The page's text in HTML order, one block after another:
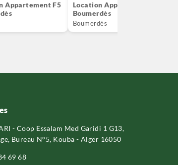
Appartement F5
Location Appartement F3
Boumerdès
Boumerdès
- Coop Essalam Med Garidi 1 G13,
Bureau N°5, Kouba - Alger 16050
69 68